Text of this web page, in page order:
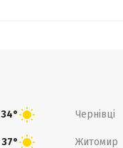
34° Чернівці
37° Житомир